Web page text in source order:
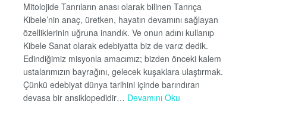
Mitolojide Tanrıların anası olarak bilinen Tanrıça
Kibele’nin anaç, üretken, hayatın devamını sağlayan
özelliklerinin uğruna inandık. Ve onun adını kullanıp
Kibele Sanat olarak edebiyatta biz de varız dedik.
Edindiğimiz misyonla amacımız; bizden önceki kalem
ustalarımızın bayrağını, gelecek kuşaklara ulaştırmak.
Çünkü edebiyat dünya tarihini içinde barındıran
devasa bir ansiklopedidir… Devamını Oku